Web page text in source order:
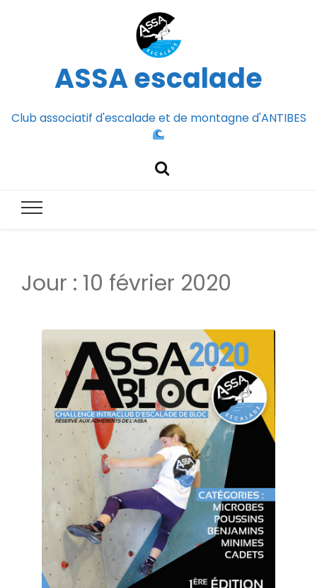
ASSA escalade
Club associatif d'escalade et de montagne d'ANTIBES
Jour : 10 février 2020